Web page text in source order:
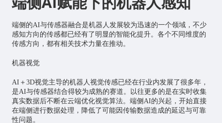
端侧的AI与传感器融合是机器人发展较为迅速的一个领域，不少
感知方向的传感都已经有了明显的智能化提升。各个不同维度的
传感方向，都有相关技术力量在推动。
机器视觉
AI＋3D视觉主导的机器人视觉传感已经在行业内发展了很多年，
是AI与传感器结合得较为成熟的赛道。以往更多的是在实时收集
真实数据后不断在云端优化视觉算法。端侧AI的兴起，开始直接
在端侧进行数据处理，降低了可能因传输数据造成的延迟与可靠
性问题。